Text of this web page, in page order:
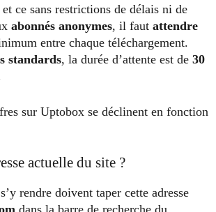
et ce sans restrictions de délais ni de
abonnés anonymes, il faut attendre
entre chaque téléchargement.
standards, la durée d’attente est de 30
sur Uptobox se déclinent en fonction
actuelle du site ?
rendre doivent taper cette adresse
dans la barre de recherche du